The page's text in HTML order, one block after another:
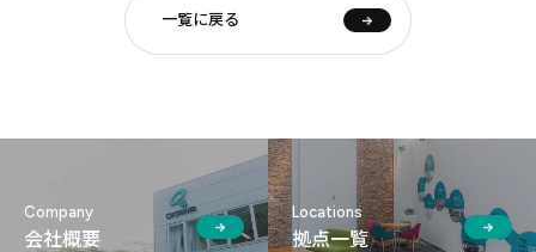
一覧に戻る
Company
会社概要
Locations
拠点⼀覧